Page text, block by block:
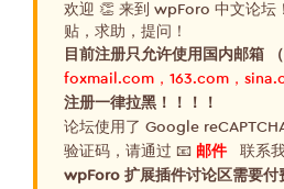
欢迎 👏 来到 wpForo 中文论坛
贴，求助，提问！
目前注册只允许使用国内邮箱 （
foxmail.com，163.com，
注册一律拉黑！！！！
论坛使用了 Google
验证码，请通过 📧 邮件联系我
wpForo 扩展插件讨论区需要付